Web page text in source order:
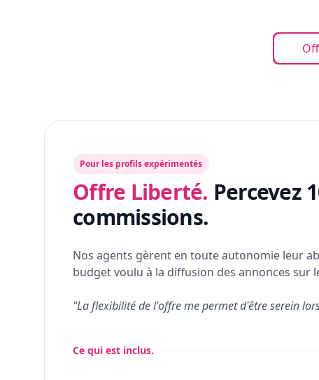
Pour les profils expérimentés
Offre Liberté. Percevez
commissions.
Nos agents gèrent en toute autonomie leur
budget voulu à la diffusion des annonces sur
"La flexibilité de l'offre me permet d'être serein
Ce qui est inclus.